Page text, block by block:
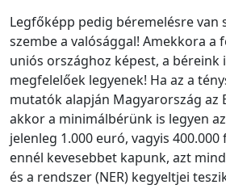
Legfőképp pedig béremelésre van
szembe a valósággal! Amekkora a
uniós országhoz képest, a béreink
megfelelőek legyenek! Ha az a
mutatók alapján Magyarország az
akkor a minimálbérünk is legyen
jelenleg 1.000 euró, vagyis
ennél kevesebbet kapunk, azt
és a rendszer (NER) kegyeltjei